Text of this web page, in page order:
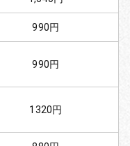
990円
990円
1320円